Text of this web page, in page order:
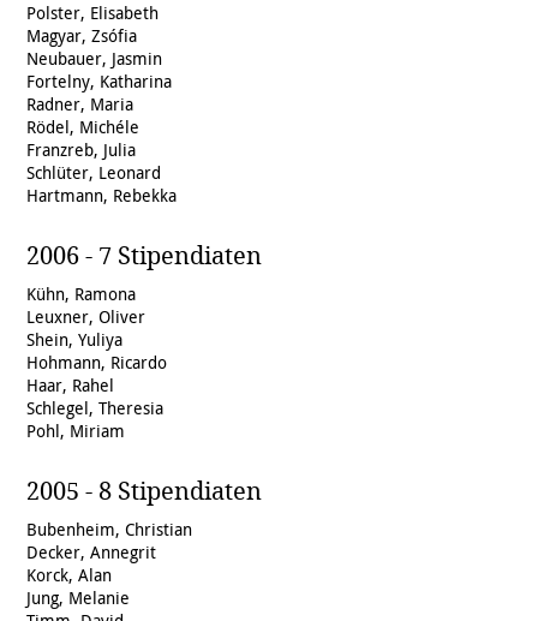
Polster, Elisabeth
Magyar, Zsófia
Neubauer, Jasmin
Fortelny, Katharina
Radner, Maria
Rödel, Michéle
Franzreb, Julia
Schlüter, Leonard
Hartmann, Rebekka
2006 - 7 Stipendiaten
Kühn, Ramona
Leuxner, Oliver
Shein, Yuliya
Hohmann, Ricardo
Haar, Rahel
Schlegel, Theresia
Pohl, Miriam
2005 - 8 Stipendiaten
Bubenheim, Christian
Decker, Annegrit
Korck, Alan
Jung, Melanie